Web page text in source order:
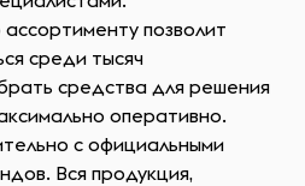
позволит
среди тысяч
средства для решения
оперативно.
с официальными
Вся продукция,